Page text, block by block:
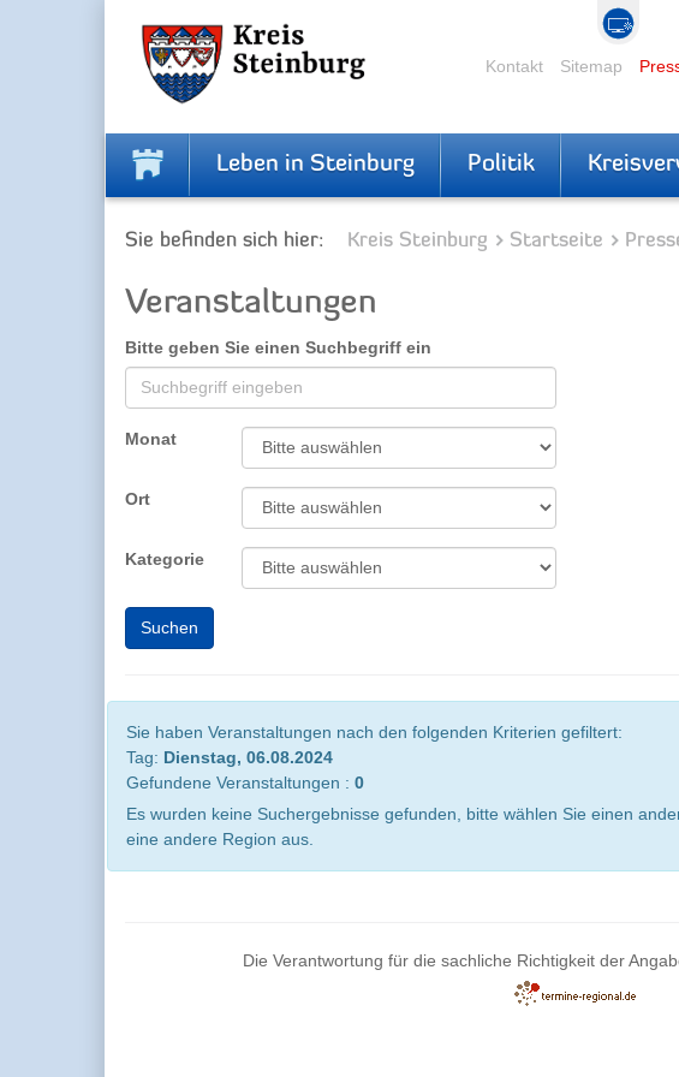
Kontakt Sitemap
Leben in Steinburg Politik
Sie befinden sich hier: Kreis Steinburg Startseite
Veranstaltungen
Bitte geben Sie einen Suchbegriff ein
Monat
Ort
Kategorie
Sie haben Veranstaltungen nach den folgenden Kriterien gefiltert:
Tag: Dienstag, 06.08.2024
Gefundene Veranstaltungen : 0
Es wurden keine Suchergebnisse gefunden, bitte wählen Sie einen
eine andere Region aus.
Die Verantwortung für die sachliche Richtigkeit der